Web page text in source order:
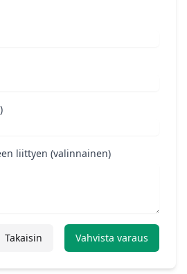
liittyen (valinnainen)
Takaisin Vahvista varaus